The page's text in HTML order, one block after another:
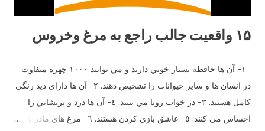
۱۵ واقعیت جالب راجع به مرغ وخروس
١- آن ها حافظه بسيار خوبي دارند و مي توانند ١٠٠٠ چهره متفاوت
در انسان ها و ساير حيوانات را تشخيص دهند. ٢- آن ها داراي ديد رنگي
كامل هستند. ٣- در خواب رويا مي بينند. ٤- آن ها درد و پريشاني را
احساس مي كنند. ٥- عاشق بازي كردن هستند. ٦- مرغ هاي مادر با